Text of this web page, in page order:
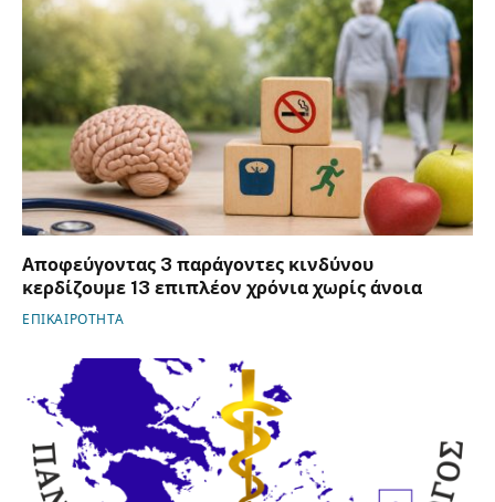
Αποφεύγοντας 3 παράγοντες κινδύνου
κερδίζουμε 13 επιπλέον χρόνια χωρίς άνοια
ΕΠΙΚΑΙΡΟΤΗΤΑ